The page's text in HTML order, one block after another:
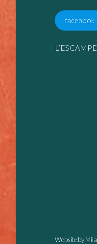
facebook
Website by